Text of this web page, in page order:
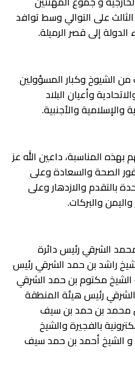
على التوالي وسط توافد
إلى قصر الرميلة.
من الشيوخ وكبار المسؤولين
وأعيان البلاد
والإسلامية والأجنبية.
المناسبة، داعين الله عز
الصحة والسعادة وعلى
بالتقدم والازدهار وعلى
واليمن والبركات.
الشرقي رئيس دائرة
راشد بن حمد الشرقي رئيس
الشيخ مكتوم بن حمد الشرقي
رئيس هيئة المنطقة
محمد بن حمد بن سيف
بالفجيرة والشيخ
و الشيخ أحمد بن حمد سيف